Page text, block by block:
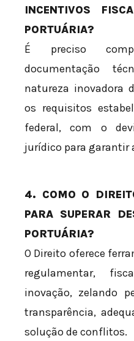
INCENTIVOS
PORTUÁRIA?
É preciso
documentação
natureza inovadora
os requisitos
federal, com o
jurídico para garantir
4. COMO O
PARA SUPERAR
PORTUÁRIA?
O Direito oferece
regulamentar,
inovação, zelando
transparência,
solução de conflitos.